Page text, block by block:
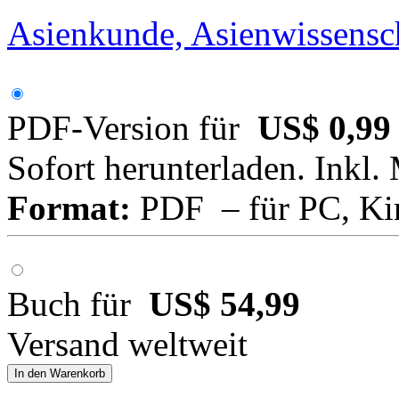
Asienkunde,
PDF-Version für US$ 0,99
Sofort herunterladen. Inkl.
Format: PDF – für PC,
Buch für US$ 54,99
Versand weltweit
In den Warenkorb